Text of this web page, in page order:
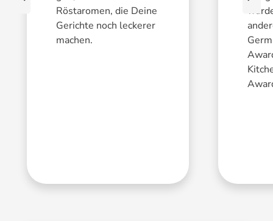
Röstaromen, die Deine
Gerichte noch leckerer
machen.